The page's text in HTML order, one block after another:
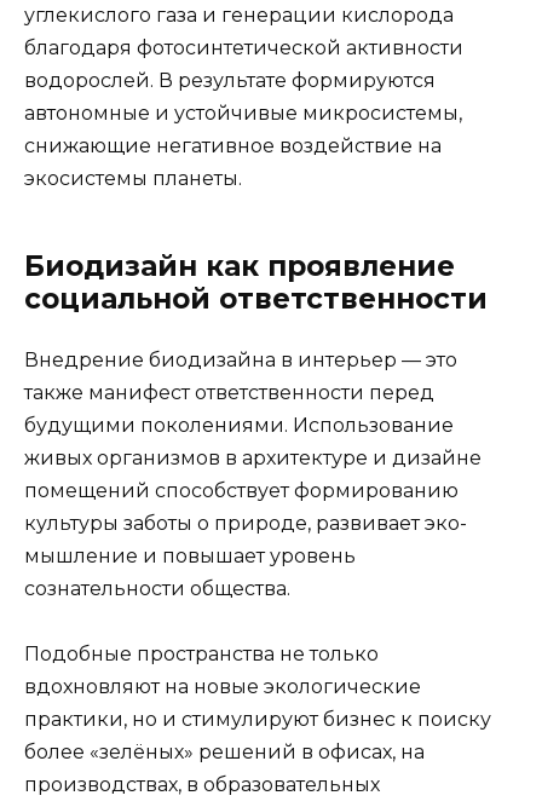
углекислого газа и генерации кислорода
благодаря фотосинтетической активности
водорослей. В результате формируются
автономные и устойчивые микросистемы,
снижающие негативное воздействие на
экосистемы планеты.
Биодизайн как проявление
социальной ответственности
Внедрение биодизайна в интерьер — это
также манифест ответственности перед
будущими поколениями. Использование
живых организмов в архитектуре и дизайне
помещений способствует формированию
культуры заботы о природе, развивает эко-
мышление и повышает уровень
сознательности общества.
Подобные пространства не только
вдохновляют на новые экологические
практики, но и стимулируют бизнес к поиску
более «зелёных» решений в офисах, на
производствах, в образовательных